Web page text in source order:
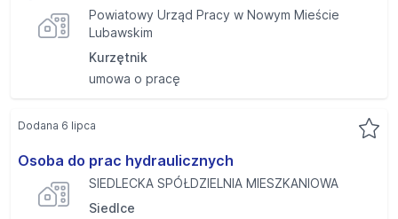
Powiatowy Urząd Pracy w Nowym Mieście
Lubawskim
Kurzętnik
umowa o pracę
Osoba do prac hydraulicznych
SIEDLECKA SPÓŁDZIELNIA MIESZKANIOWA
Siedlce
Dodana 6 lipca